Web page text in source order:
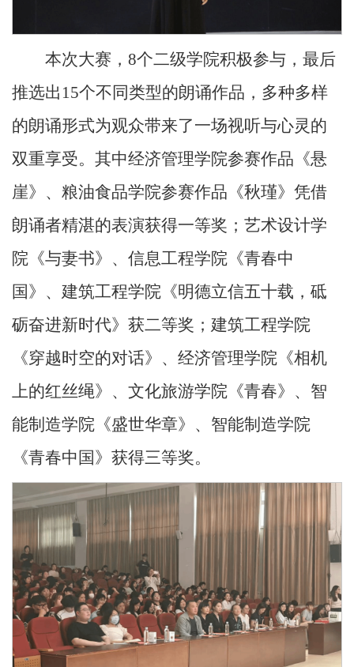
本次大赛，8个二级学院积极参与，最后
推选出15个不同类型的朗诵作品，多种多样
的朗诵形式为观众带来了一场视听与心灵的
双重享受。其中经济管理学院参赛作品《悬
崖》、粮油食品学院参赛作品《秋瑾》凭借
朗诵者精湛的表演获得一等奖；艺术设计学
院《与妻书》、信息工程学院《青春中
国》、建筑工程学院《明德立信五十载，砥
砺奋进新时代》获二等奖；建筑工程学院
《穿越时空的对话》、经济管理学院《相机
上的红丝绳》、文化旅游学院《青春》、智
能制造学院《盛世华章》、智能制造学院
《青春中国》获得三等奖。